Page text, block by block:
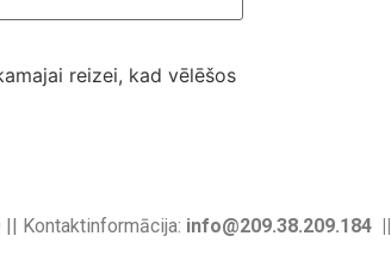
reizei, kad vēlēšos
Kontaktinformācija: info@209.38.209.184 ||